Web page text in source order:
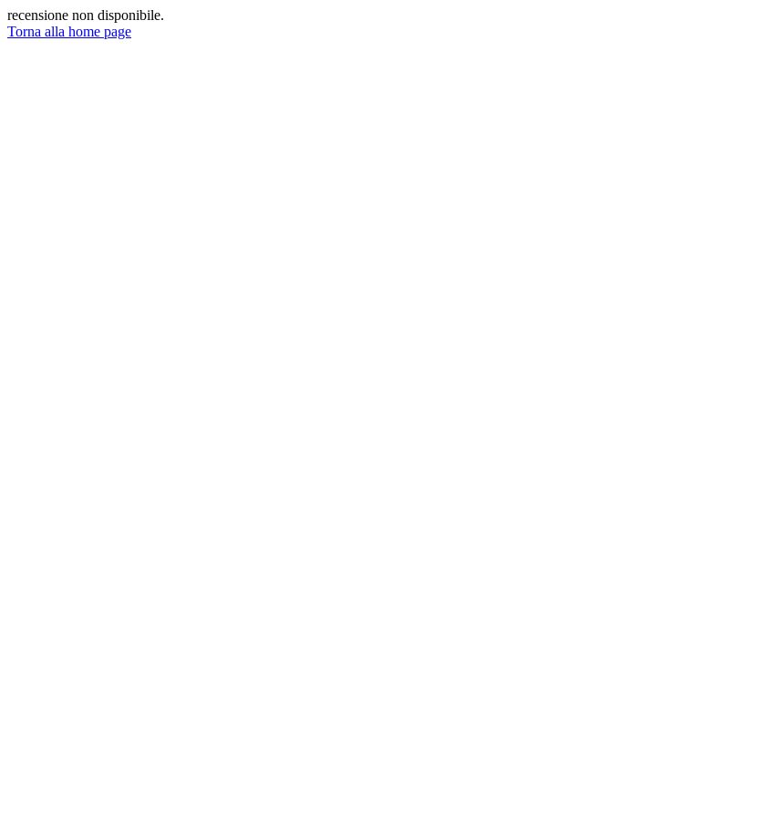
recensione non disponibile.
Torna alla home page